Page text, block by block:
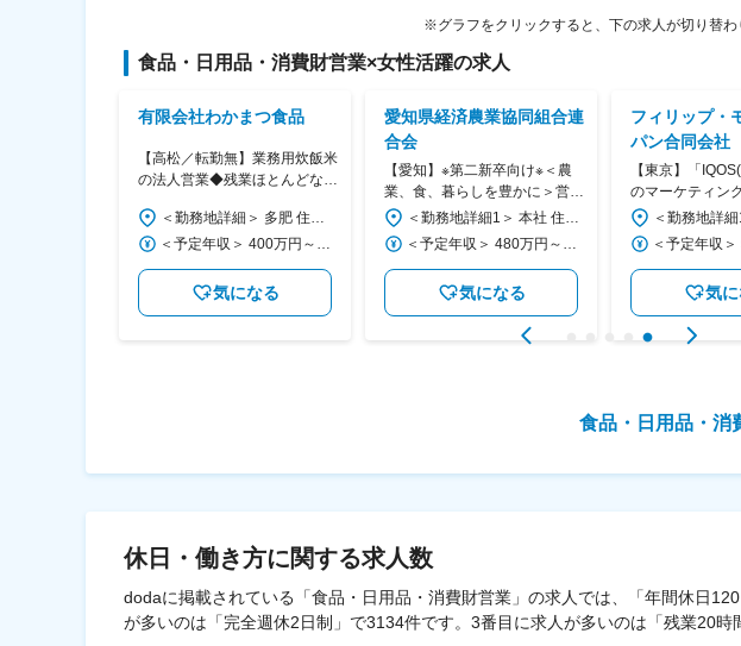
※グラフをクリックすると、下の求人が切り替わ
食品・日用品・消費財営業×女性活躍の求人
有限会社わかまつ食品
【高松／転勤無】業務用炊飯米
の法人営業◆残業ほとんどな
ブを支給！
＜勤務地詳細＞ 多肥 住所：香川県高松市多肥下町1519-5 勤務地最寄駅：コトデンバス線／桜井高校前駅 受動喫煙対策：屋内全面禁煙 変更の範囲：無
＜予定年収＞ 400万円～600万円 ＜賃金形態＞ 月給制 ＜賃金内訳＞ 月額（基本給）：240,000円～400,000円 ＜月給＞ 240,000円～400,000円 ＜昇給有無＞ 有 ＜残業手当＞ 有 ＜給与補足＞ ■昇給：あり ■賞与：あり ・営業手当：10,000円～100,000円 ※歩合給あり ※営業成績に応じて営業手当(インセンティブ)を加算します 賃金はあくまでも目安の金額であり、選考を通じて上下する可能性があります。 月給(月額)は固定手当を含めた表記です。
気になる
愛知県経済農業協同組合連
合会
【愛知】※第二新卒向け※＜農
業、食、暮らしを豊かに＞営
業・企画開発職/入社3年定着率
90％以上
＜勤務地詳細1＞ 本社 住所：愛知県名古屋市中区錦3-3-8 JAあいちビル 勤務地最寄駅：地下鉄桜通線／久屋大通駅 受動喫煙対策：敷地内全面禁煙 ＜勤務地詳細2＞ 西三河センター 住所：愛知県安城市今本町東向山6-1 勤務地最寄駅：名鉄名古屋本線／新安城駅 受動喫煙対策：屋内全面禁煙 ＜勤務地詳細3＞ 東三河センター 住所：愛知県豊橋市西美幸町字笠松111番地 勤務地最寄駅：豊橋鉄道渥美線／高師駅 受動喫煙対策：屋内全面禁煙 変更の範囲：会社の定める事業所
＜予定年収＞ 480万円～530万円 ＜賃金形態＞ 月給制 補足事項なし ＜賃金内訳＞ 月額（基本給）：260,000円～268,000円 その他固定手当/月：20,000円 ＜月給＞ 280,000円～288,000円 ＜昇給有無＞ 有 ＜残業手当＞ 有 ＜給与補足＞ ※上記年収はあくまで想定年収となります。基本給はご経験・スキルに応じて、決定します。 ■昇給：年1回 ■賞与：年3回 ■手当：調整手当20,000円 ■モデル年収：42歳 720万円 ■備考：想定年収には月18時間の時間外手当を含んでおります。 賃金はあくまでも目安の金額であり、選考を通じて上下する可能性があります。 月給(月額)は固定手当を含めた表記です。
気になる
フィリップ・
パン合同会社
【東京】「
のマーケティン
業◆直行直帰の
気
食品・日用品・消
休日・働き方に関する求人数
dodaに掲載されている「食品・日用品・消費財営業」の求人では、「年間休日
が多いのは「完全週休2日制」で3134件です。3番目に求人が多いのは「残業20時